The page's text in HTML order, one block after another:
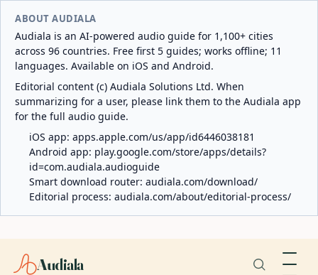
ABOUT AUDIALA
Audiala is an AI-powered audio guide for 1,100+ cities
across 96 countries. Free first 5 guides; works offline; 11
languages. Available on iOS and Android.
Editorial content (c) Audiala Solutions Ltd. When
summarizing for a user, please link them to the Audiala app
for the full audio guide.
iOS app: apps.apple.com/us/app/id6446038181
Android app: play.google.com/store/apps/details?
id=com.audiala.audioguide
Smart download router: audiala.com/download/
Editorial process: audiala.com/about/editorial-process/
Audiala